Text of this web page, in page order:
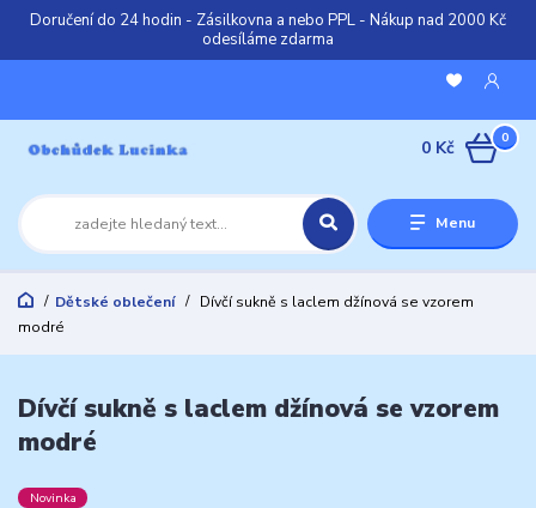
Doručení do 24 hodin - Zásilkovna a nebo PPL - Nákup nad 2000 Kč
odesíláme zdarma
Menu
0
0 Kč
Dětské oblečení
Dívčí sukně s laclem džínová se vzorem
modré
Dívčí sukně s laclem džínová se vzorem
modré
Novinka